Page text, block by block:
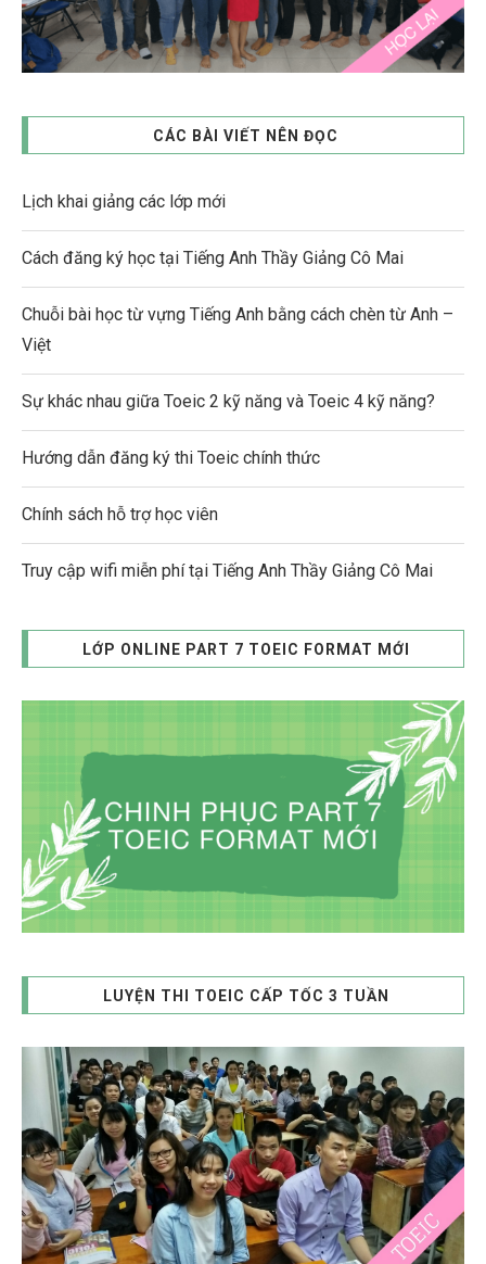
CÁC BÀI VIẾT NÊN ĐỌC
Lịch khai giảng các lớp mới
Cách đăng ký học tại Tiếng Anh Thầy Giảng Cô Mai
Chuỗi bài học từ vựng Tiếng Anh bằng cách chèn từ Anh –
Việt
Sự khác nhau giữa Toeic 2 kỹ năng và Toeic 4 kỹ năng?
Hướng dẫn đăng ký thi Toeic chính thức
Chính sách hỗ trợ học viên
Truy cập wifi miễn phí tại Tiếng Anh Thầy Giảng Cô Mai
LỚP ONLINE PART 7 TOEIC FORMAT MỚI
LUYỆN THI TOEIC CẤP TỐC 3 TUẦN